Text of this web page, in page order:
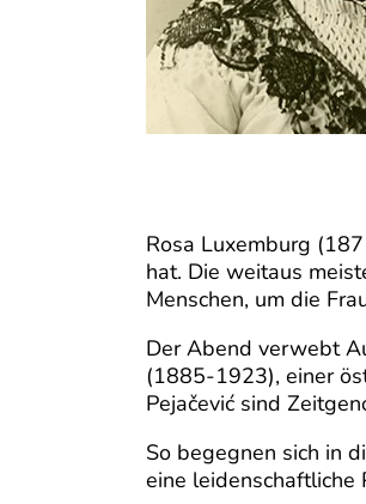
Rosa Luxemburg
hat. Die weitaus
Menschen, um die
Der Abend verwebt
(1885-1923), einer
Pejačević sind
So begegnen sich in
eine leidenschaftliche